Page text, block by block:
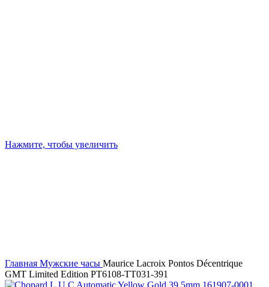
Нажмите, чтобы увеличить
Главная Мужские часы Maurice Lacroix Pontos Décentrique
GMT Limited Edition PT6108-TT031-391